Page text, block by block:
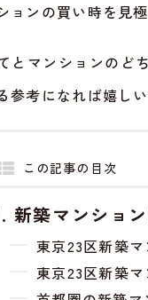
ョンの買い時を見
とマンションのど
参考になれば嬉しい
この記事の目次
新築マンショ
東京23区新築
東京23区新築